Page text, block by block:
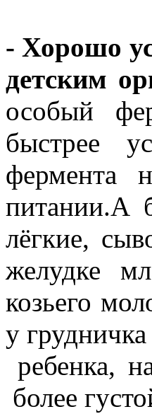
- Хорошо
детским
особый
быстрее
фермента
питании.А
лёгкие,
желудке
козьего
у
ребенка,
более